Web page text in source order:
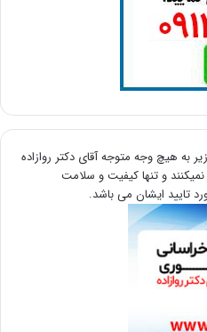
به هیچ وجه متوجه آقای دکتر روازاده
و تنها کیفیت و سلامت
تایید ایشان می باشد.